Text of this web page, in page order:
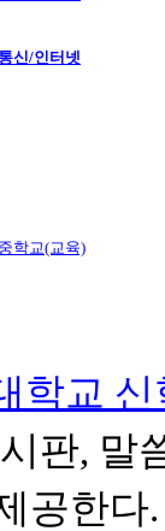
통신/인터넷
중학교(교육)
학교
판, 말
공한다.